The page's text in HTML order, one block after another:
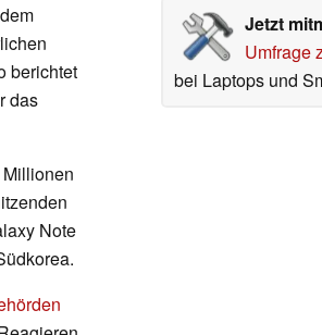
Jetzt
Umfrage
bei Laptops und
berichtet
das
Note